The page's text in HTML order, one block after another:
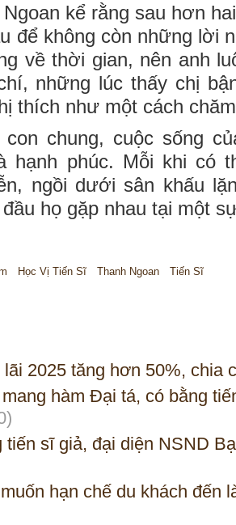
kể rằng sau hơn
để không còn những lời
về thời gian, nên anh
những lúc thấy chị
thích như một cách
con chung, cuộc sống
hạnh phúc. Mỗi khi có
ngồi dưới sân khấu
họ gặp nhau tại một
Học Vị Tiến Sĩ Thanh Ngoan Tiến Sĩ
lãi 2025 tăng hơn 50%, chia
hàm Đại tá, có bằng
tiến sĩ giả, đại diện NSND
hạn chế du khách đến